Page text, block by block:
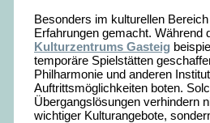
Besonders im kulturellen
Erfahrungen gemacht. Während
Kulturzentrums Gasteig
temporäre Spielstätten
Philharmonie und anderen
Auftrittsmöglichkeiten boten.
Übergangslösungen verhindern
wichtiger Kulturangebote,